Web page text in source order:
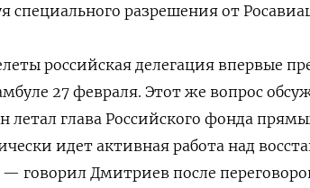
специального разрешения от
российская делегация впервые
27 февраля. Этот же вопрос
летал глава Российского фонда
идет активная работа над
говорил Дмитриев после